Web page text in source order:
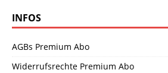
INFOS
AGBs Premium Abo
Widerrufsrechte Premium Abo